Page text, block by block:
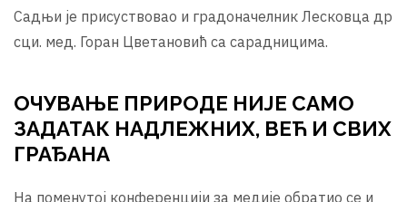
Садњи је присуствовао и градоначелник Лесковца др
сци. мед. Горан Цветановић са сарадницима.
ОЧУВАЊЕ ПРИРОДЕ НИЈЕ САМО
ЗАДАТАК НАДЛЕЖНИХ, ВЕЋ И СВИХ
ГРАЂАНА
На поменутој конференцији за медије обратио се и